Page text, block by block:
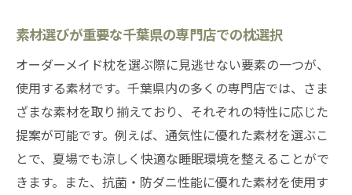
素材選びが重要な千葉県の専門店での枕選択
オーダーメイド枕を選ぶ際に見逃せない要素の一つが、
使用する素材です。千葉県内の多くの専門店では、さま
ざまな素材を取り揃えており、それぞれの特性に応じた
提案が可能です。例えば、通気性に優れた素材を選ぶこ
とで、夏場でも涼しく快適な睡眠環境を整えることがで
きます。また、抗菌・防ダニ性能に優れた素材を使用す